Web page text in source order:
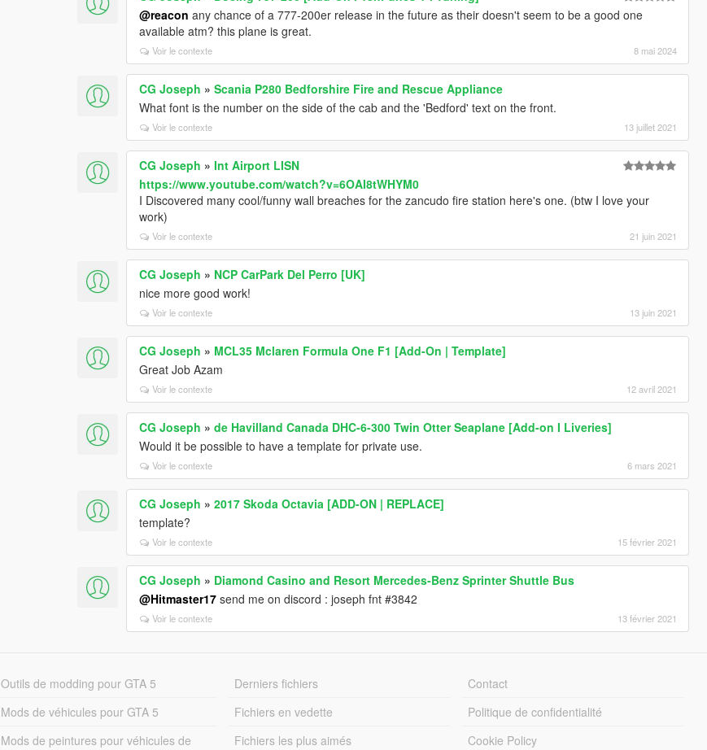
@reacon any chance of a 777-200er release in the future as their doesn't seem to be a good one
available atm? this plane is great.
Voir le contexte 8 mai 2024
CG Joseph »Scania P280 Bedforshire Fire and Rescue Appliance
What font is the number on the side of the cab and the 'Bedford' text on the front.
Voir le contexte 13 juillet 2021
CG Joseph »Int Airport LISN
https://www.youtube.com/watch?v=6OAI8tWHYM0
I Discovered many cool/funny wall breaches for the zancudo fire station here's one. (btw I love your
work)
Voir le contexte 21 juin 2021
CG Joseph » NCP CarPark Del Perro [UK]
nice more good work!
Voir le contexte 13 juin 2021
CG Joseph » MCL35 Mclaren Formula One F1 [Add-On | Template]
Great Job Azam
Voir le contexte 12 avril 2021
CG Joseph »de Havilland Canada DHC-6-300 Twin Otter Seaplane [Add-on I Liveries]
Would it be possible to have a template for private use.
Voir le contexte 6 mars 2021
CG Joseph »2017 Skoda Octavia [ADD-ON | REPLACE]
template?
Voir le contexte 15 février 2021
CG Joseph » Diamond Casino and Resort Mercedes-Benz Sprinter Shuttle Bus
@Hitmaster17 send me on discord : joseph fnt #3842
Voir le contexte 13 février 2021
Outils de modding pour GTA 5
Mods de véhicules pour GTA 5
Mods de peintures pour véhicules de
Derniers fichiers
Fichiers en vedette
Fichiers les plus aimés
Contact
Politique de confidentialité
Cookie Policy